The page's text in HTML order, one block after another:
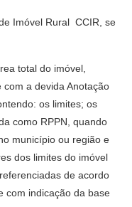
Imóvel Rural  CCIR, se
total do imóvel,
a devida Anotação
os limites; os
como RPPN, quando
município ou região e
dos limites do imóvel
de acordo
com indicação da base